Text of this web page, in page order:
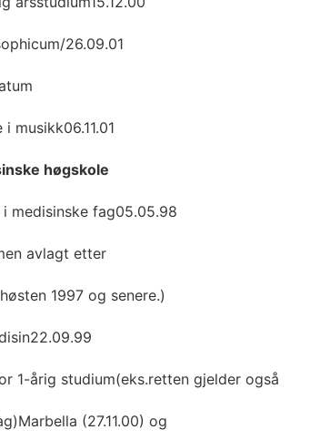
26.09.01
musikk06.11.01
høgskole
medisinske fag05.05.98
avlagt etter
1997 og senere.)
1-årig studium(eks.retten gjelder også
(27.11.00) og